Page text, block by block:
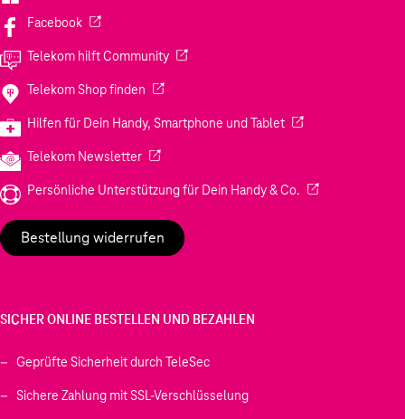
Facebook(Wird in einem neuen Tab geöffnet)
Telekom hilft Community(Wird in einem neuen Tab geöffnet)
Telekom Shop finden (Wird in einem neuen Tab geöffnet)
Hilfen für Dein Handy, Smartphone und Tablet(Wird in einem
Telekom Newsletter(Wird in einem neuen Tab geöffnet)
Persönliche Unterstützung für Dein Handy & Co. (Wird in einem
Bestellung widerrufen
SICHER ONLINE BESTELLEN UND BEZAHLEN
Geprüfte Sicherheit durch TeleSec
Sichere Zahlung mit SSL-Verschlüsselung